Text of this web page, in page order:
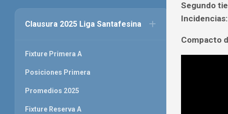
Segundo
Incidencias:
Compacto
Clausura 2025 Liga Santafesina
Fixture Primera A
Posiciones Primera
Promedios 2025
Fixture Reserva A